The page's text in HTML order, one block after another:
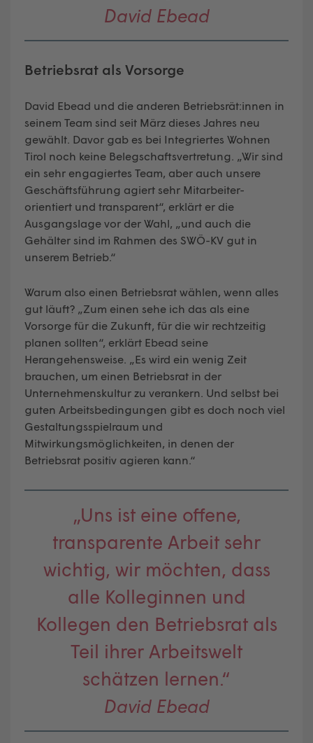
David Ebead
Betriebsrat als Vorsorge
David Ebead und die anderen Betriebsrät:innen in
seinem Team sind seit März dieses Jahres neu
gewählt. Davor gab es bei Integriertes Wohnen
Tirol noch keine Belegschaftsvertretung. „Wir sind
ein sehr engagiertes Team, aber auch unsere
Geschäftsführung agiert sehr Mitarbeiter-
orientiert und transparent“, erklärt er die
Ausgangslage vor der Wahl, „und auch die
Gehälter sind im Rahmen des SWÖ-KV gut in
unserem Betrieb.“
Warum also einen Betriebsrat wählen, wenn alles
gut läuft? „Zum einen sehe ich das als eine
Vorsorge für die Zukunft, für die wir rechtzeitig
planen sollten“, erklärt Ebead seine
Herangehensweise. „Es wird ein wenig Zeit
brauchen, um einen Betriebsrat in der
Unternehmenskultur zu verankern. Und selbst bei
guten Arbeitsbedingungen gibt es doch noch viel
Gestaltungsspielraum und
Mitwirkungsmöglichkeiten, in denen der
Betriebsrat positiv agieren kann.“
„Uns ist eine offene,
transparente Arbeit sehr
wichtig, wir möchten, dass
alle Kolleginnen und
Kollegen den Betriebsrat als
Teil ihrer Arbeitswelt
schätzen lernen.“
David Ebead